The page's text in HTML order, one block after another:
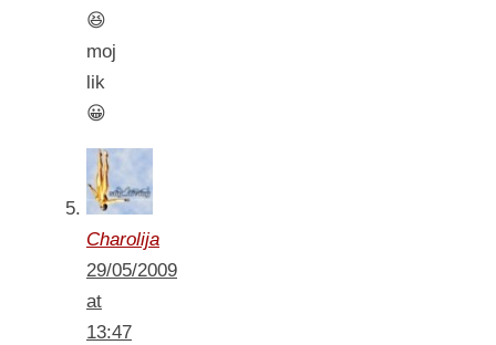
😆
moj
lik
😀
Charolija
29/05/2009
at
13:47